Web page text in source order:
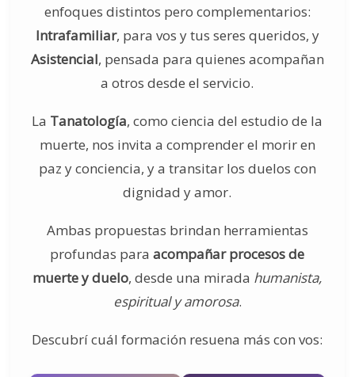
enfoques distintos pero complementarios:
Intrafamiliar, para vos y tus seres queridos, y
Asistencial, pensada para quienes acompañan
a otros desde el servicio.
La Tanatología, como ciencia del estudio de la
muerte, nos invita a comprender el morir en
paz y conciencia, y a transitar los duelos con
dignidad y amor.
Ambas propuestas brindan herramientas
profundas paraacompañar procesos de
muerte y duelo, desde una mirada humanista,
espiritual y amorosa.
Descubrí cuál formación resuena más con vos: